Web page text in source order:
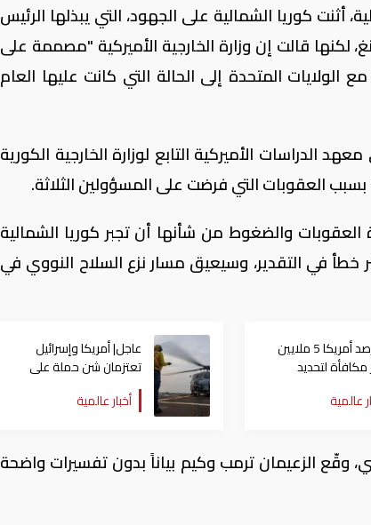
أثنت كوريا الشمالية على الجهود، التي يبذلها الرئيس
لكنها قالت إن وزارة الخارجية الأميركية "مصممة على
الولايات المتحدة إلى الحالة التي كانت عليها العام
الدراسات الأميركية التابع لوزارة الخارجية الكورية
بسبب العقوبات التي فرضت على المسؤولين الثلاثة.
والضغوط من شأنها أن تجبر كوريا الشمالية
خطأ في التقدير، وسيعيق مسار نزع السلاح النووي في
بعد رصد أمريكا 5 ملايين
مكافأة لتحديد
المكسيك تعتقل
عالمية
عاجل| أمريكا وإسرائيل
تعتزمان شن ​حملة على
أهداف للطاقة في ⁠إيران
أخبار عالمية
وقّع الزعيمان ترمب وكيم بياناً بدون تفسيرات واضحة